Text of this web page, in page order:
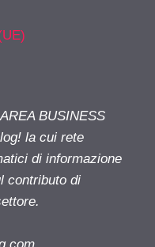
BUSINESS
la cui rete
di informazione
contributo di